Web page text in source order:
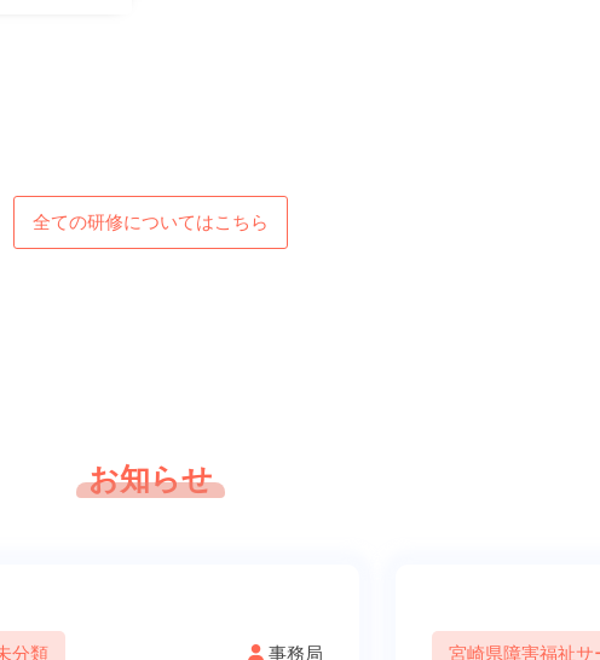
全ての研修についてはこちら
お知らせ
分類 事務局
宮崎県障害福祉